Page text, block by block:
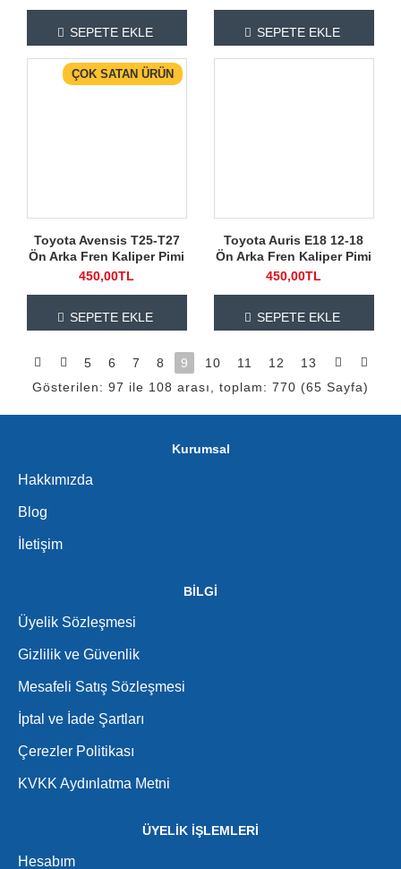
SEPETE EKLE SEPETE EKLE
ÇOK SATAN ÜRÜN
Toyota Avensis T25-T27
Ön Arka Fren Kaliper Pimi
450,00TL
SEPETE EKLE
Toyota Auris E18 12-18
Ön Arka Fren Kaliper Pimi
450,00TL
SEPETE EKLE
5 6 7 8 9 10 11 12
13
Gösterilen: 97 ile 108 arası, toplam: 770 (65 Sayfa)
Kurumsal
Hakkımızda
Blog
İletişim
BİLGİ
Üyelik Sözleşmesi
Gizlilik ve Güvenlik
Mesafeli Satış Sözleşmesi
İptal ve İade Şartları
Çerezler Politikası
KVKK Aydınlatma Metni
ÜYELİK İŞLEMLERİ
Hesabım